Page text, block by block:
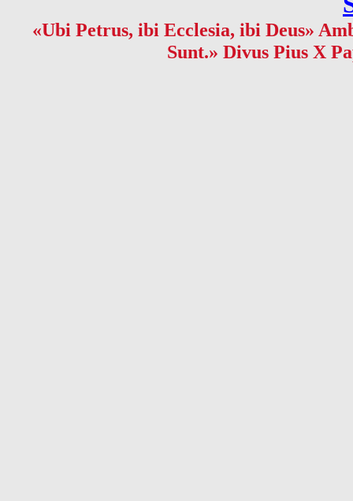
«Ubi Petrus, ibi Ecclesia, ibi Deus»
Sunt.» Divus Pius X